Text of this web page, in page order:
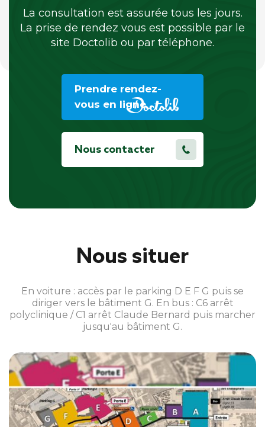
La consultation est assurée tous les jours.
La prise de rendez vous est possible par le
site Doctolib ou par téléphone.
Prendre rendez-
vous en ligne
Nous contacter
Nous situer
En voiture : accès par le parking D E F G puis se
diriger vers le bâtiment G. En bus : C6 arrêt
polyclinique / C1 arrêt Claude Bernard puis marcher
jusqu'au bâtiment G.